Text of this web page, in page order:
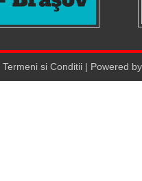
Termeni si Conditii | Powered